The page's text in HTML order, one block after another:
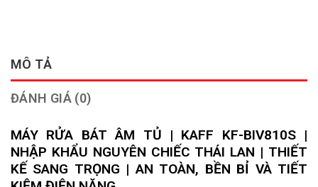
MÔ TẢ
ĐÁNH GIÁ (0)
MÁY RỬA BÁT ÂM TỦ | KAFF KF-BIV810S |
NHẬP KHẨU NGUYÊN CHIẾC THÁI LAN | THIẾT
KẾ SANG TRỌNG | AN TOÀN, BỀN BỈ VÀ TIẾT